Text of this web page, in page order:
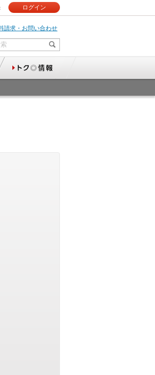
ログイン
請求・お問い合わせ